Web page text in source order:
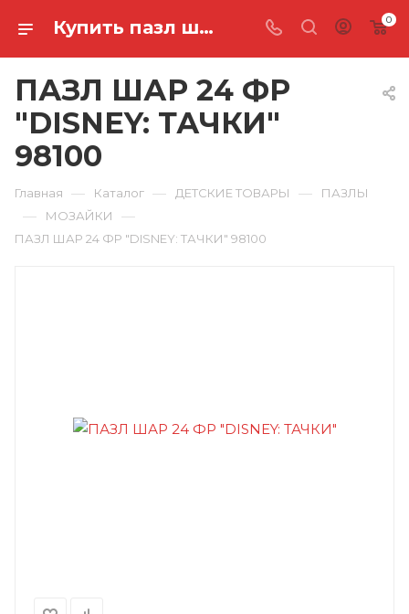
Купить пазл шар 24 фр "disney: тачки" 98100 в Ростове-на-Дону 0
ПАЗЛ ШАР 24 ФР
"DISNEY: ТАЧКИ"
98100
Главная — Каталог — ДЕТСКИЕ ТОВАРЫ — ПАЗЛЫ
— МОЗАЙКИ —
ПАЗЛ ШАР 24 ФР "DISNEY: ТАЧКИ" 98100